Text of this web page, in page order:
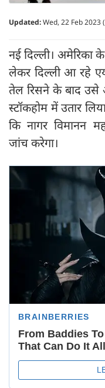
Updated:Wed, 22 Feb 2023
नई दिल्ली। अमेरिका
लेकर दिल्ली आ रहे
तेल रिसने के बाद उसे
स्टॉकहोम में उतार
कि नागर विमानन
जांच करेगा।